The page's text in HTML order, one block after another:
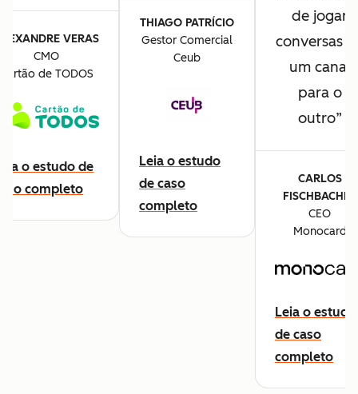
VERAS
CMO
Cartão de TODOS
o estudo de
completo
THIAGO PATRÍCIO
Gestor Comercial
Ceub
Leia o estudo
de caso
completo
de jogar
conversas
um canal
para o
outro
CARLOS
FISCHBACHER
CEO
Monocard
Leia o estudo
de caso
completo